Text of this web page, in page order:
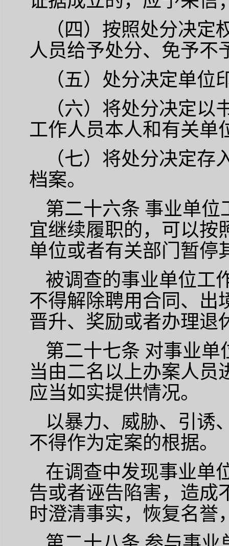
（四）按照处分决
人员给予处分、免予不
（五）处分决定单位
（六）将处分决定
工作人员本人和有关单
（七）将处分决定
档案。
第二十六条 事业单位
宜继续履职的，可以按
单位或者有关部门暂停
被调查的事业单位工
不得解除聘用合同、出
晋升、奖励或者办理退
第二十七条 对事业单
当由二名以上办案人员
应当如实提供情况。
以暴力、威胁、引诱
不得作为定案的根据。
在调查中发现事业单
告或者诬告陷害，造成
时澄清事实，恢复名誉